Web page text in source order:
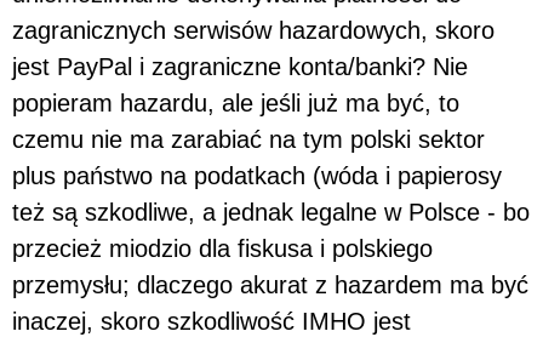
zagranicznych serwisów hazardowych, skoro
jest PayPal i zagraniczne konta/banki? Nie
popieram hazardu, ale jeśli już ma być, to
czemu nie ma zarabiać na tym polski sektor
plus państwo na podatkach (wóda i papierosy
też są szkodliwe, a jednak legalne w Polsce - bo
przecież miodzio dla fiskusa i polskiego
przemysłu; dlaczego akurat z hazardem ma być
inaczej, skoro szkodliwość IMHO jest